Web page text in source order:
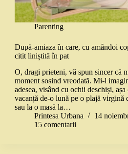
Parenting
După-amiaza în care, cu amândoi
citit liniștită în pat
O, dragi prieteni, vă spun sincer că
moment sosind vreodată. Mi-l
adesea, visând cu ochii deschiși,
vacanță de-o lună pe o plajă virgină
sau la o masă la…
Printesa Urbana
14
15 comentarii